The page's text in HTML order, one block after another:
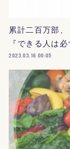
累計二百万部
『できる人は
2023.03.16 00:05